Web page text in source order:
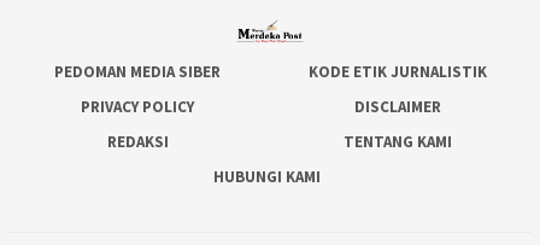
PEDOMAN MEDIA SIBER
KODE ETIK JURNALISTIK
PRIVACY POLICY
DISCLAIMER
REDAKSI
TENTANG KAMI
HUBUNGI KAMI